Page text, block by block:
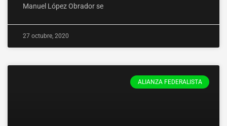
Manuel López Obrador se
27 octubre, 2020
ALIANZA FEDERALISTA